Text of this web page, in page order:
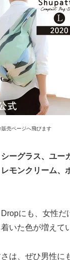
↑販売ページへ飛びます
シーグラス、ユー
モンクリーム、
にも、女性だ
いた色が増えて
は、ぜひ男性に